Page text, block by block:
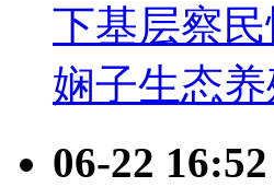
下基层察
娴子生态
06-22 16:52